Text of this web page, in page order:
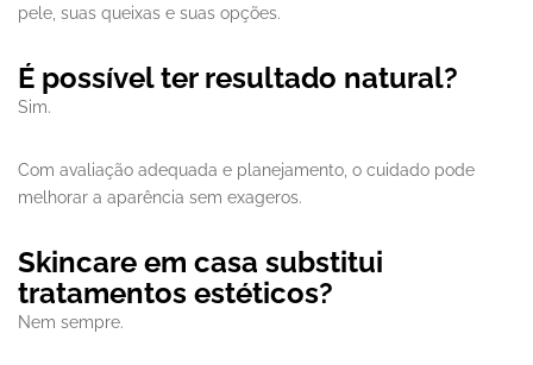
pele, suas queixas e suas opções.
É possível ter resultado natural?
Sim.
Com avaliação adequada e planejamento, o cuidado pode
melhorar a aparência sem exageros.
Skincare em casa substitui
tratamentos estéticos?
Nem sempre.